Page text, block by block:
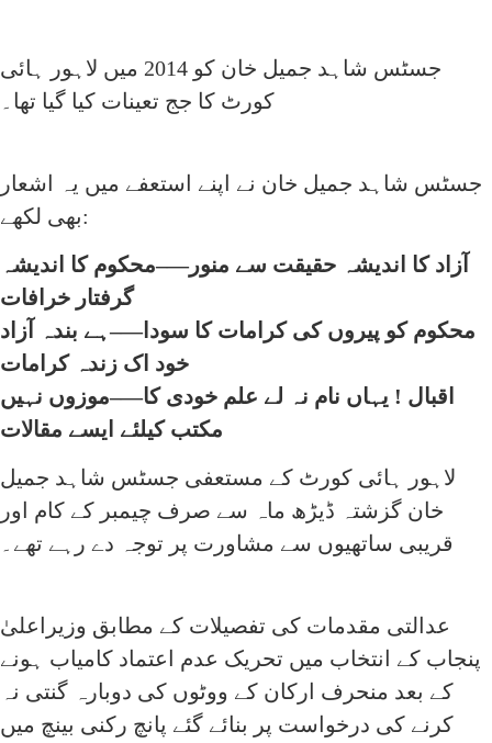
جسٹس شاہد جمیل خان کو 2014 میں لاہور ہائی
کورٹ کا جج تعینات کیا گیا تھا۔
جسٹس شاہد جمیل خان نے اپنے استعفے میں یہ اشعار
بھی لکھے:
آزاد کا اندیشہ حقیقت سے منور—–محکوم کا اندیشہ
گرفتار خرافات
محکوم کو پیروں کی کرامات کا سودا—–ہے بندہ آزاد
خود اک زندہ کرامات
اقبال ! یہاں نام نہ لے علم خودی کا—–موزوں نہیں
مکتب کیلئے ایسے مقالات
لاہور ہائی کورٹ کے مستعفی جسٹس شاہد جمیل
خان گزشتہ ڈیڑھ ماہ سے صرف چیمبر کے کام اور
قریبی ساتھیوں سے مشاورت پر توجہ دے رہے تھے۔
عدالتی مقدمات کی تفصیلات کے مطابق وزیراعلیٰ
پنجاب کے انتخاب میں تحریک عدم اعتماد کامیاب ہونے
کے بعد منحرف ارکان کے ووٹوں کی دوبارہ گنتی نہ
کرنے کی درخواست پر بنائے گئے پانچ رکنی بینچ میں